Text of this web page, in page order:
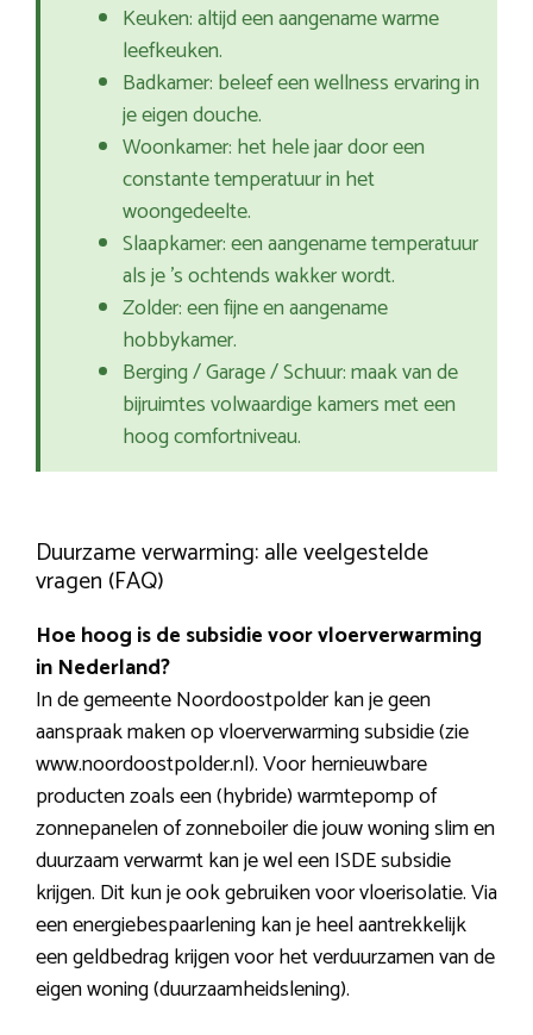
Keuken: altijd een aangename warme
leefkeuken.
Badkamer: beleef een wellness ervaring in
je eigen douche.
Woonkamer: het hele jaar door een
constante temperatuur in het
woongedeelte.
Slaapkamer: een aangename temperatuur
als je ’s ochtends wakker wordt.
Zolder: een fijne en aangename
hobbykamer.
Berging / Garage / Schuur: maak van de
bijruimtes volwaardige kamers met een
hoog comfortniveau.
Duurzame verwarming: alle veelgestelde
vragen (FAQ)
Hoe hoog is de subsidie voor vloerverwarming
in Nederland?
In de gemeente Noordoostpolder kan je geen
aanspraak maken op vloerverwarming subsidie (zie
www.noordoostpolder.nl). Voor hernieuwbare
producten zoals een (hybride) warmtepomp of
zonnepanelen of zonneboiler die jouw woning slim en
duurzaam verwarmt kan je wel een ISDE subsidie
krijgen. Dit kun je ook gebruiken voor vloerisolatie. Via
een energiebespaarlening kan je heel aantrekkelijk
een geldbedrag krijgen voor het verduurzamen van de
eigen woning (duurzaamheidslening).